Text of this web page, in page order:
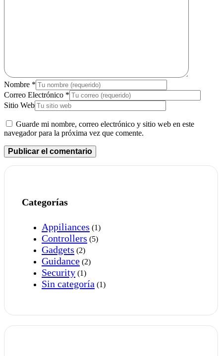
Nombre *
Correo Electrónico *
Sitio Web
Guarde mi nombre, correo electrónico y sitio web en este
navegador para la próxima vez que comente.
Categorías
Appiliances (1)
Controllers (5)
Gadgets (2)
Guidance (2)
Security (1)
Sin categoría (1)